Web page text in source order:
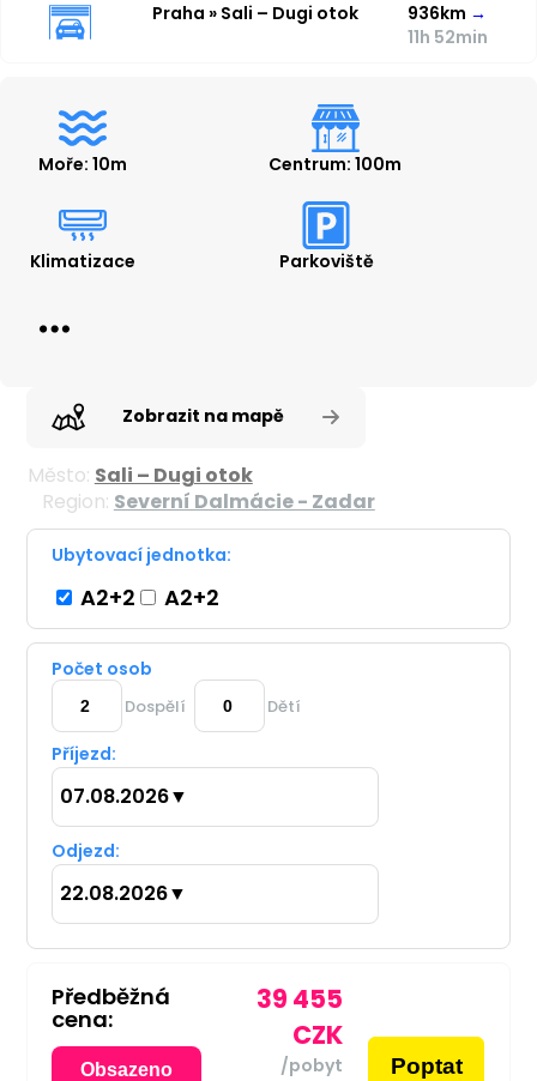
Praha » Sali – Dugi otok 936km →
11h 52min
Moře: 10m Centrum: 100m
Klimatizace Parkoviště
Zobrazit na mapě
Město: Sali – Dugi otok
Region: Severní Dalmácie - Zadar
Ubytovací jednotka:
A2+2 A2+2
Počet osob
Dospělí Dětí
Příjezd:
07.08.2026▼
Odjezd:
22.08.2026▼
Předběžná
cena:
Obsazeno
39 455
CZK
/pobyt Poptat